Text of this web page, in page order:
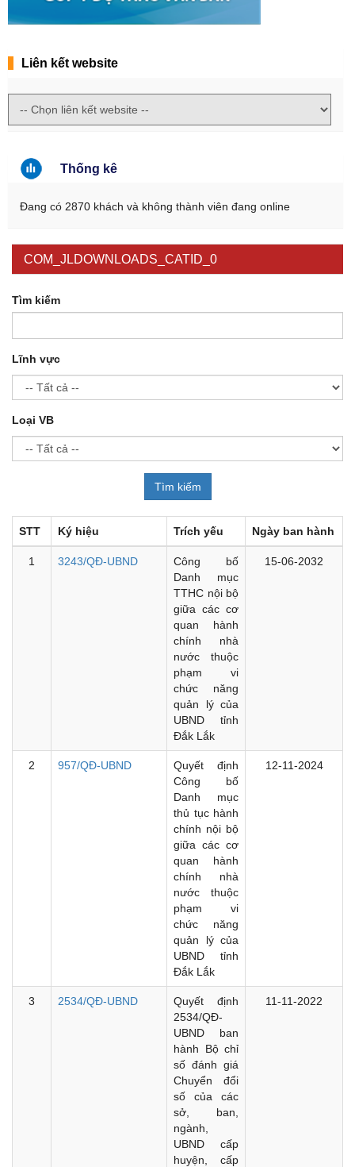
Liên kết website
Thống kê
Đang có 2870 khách và không thành viên đang online
COM_JLDOWNLOADS_CATID_0
Tìm kiếm
Lĩnh vực
Loại VB
STT Ký hiệu Trích yếu Ngày ban hành
1 3243/QĐ-UBND
Công bố
Danh mục
TTHC nội bộ
giữa các cơ
quan hành
chính nhà
nước thuộc
phạm vi
chức năng
quản lý của
UBND tỉnh
Đắk Lắk
15-06-2032
2 957/QĐ-UBND
Quyết định
Công bố
Danh mục
thủ tục hành
chính nội bộ
giữa các cơ
quan hành
chính nhà
nước thuộc
phạm vi
chức năng
quản lý của
UBND tỉnh
Đắk Lắk
12-11-2024
3 2534/QĐ-UBND
Quyết định
2534/QĐ-
UBND ban
hành Bộ chỉ
số đánh giá
Chuyển đổi
số của các
sở, ban,
ngành,
UBND cấp
huyện, cấp
11-11-2022